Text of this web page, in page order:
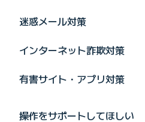
迷惑メール対策
インターネット詐欺対策
有害サイト・アプリ対策
操作をサポートしてほしい